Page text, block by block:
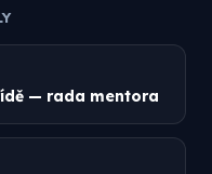
— rada mentora